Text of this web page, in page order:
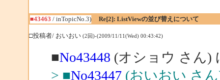
■43463 / inTopicNo.3) Re[2]: ListViewの並び替えについて
□投稿者/ おいおい (2回)-(2009/11/11(Wed) 00:43:42)
■No43448 (オショウ さん)
> ■No43447(おいおい さ